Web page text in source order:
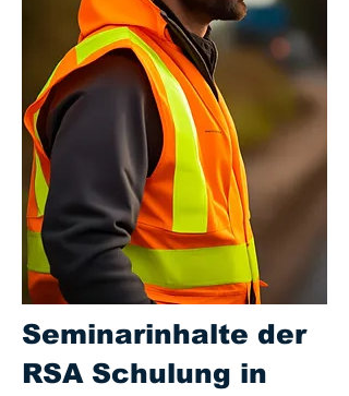
Seminarinhalte der
RSA Schulung in